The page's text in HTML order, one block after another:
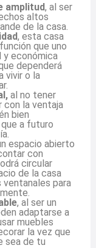
amplitud, al ser
altos
de la casa.
, esta casa
que uno
y económica
dependerá
vivir o la
al no tener
con la ventaja
bien
a futuro
espacio abierto
con
circular
de la casa
ventanales para
, al ser un
adaptarse a
muebles
la vez que
sea de tu